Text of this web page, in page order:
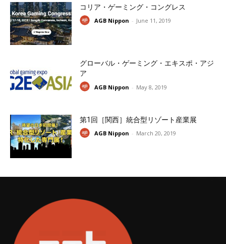
コリア・ゲーミング・コングレス
AGB Nippon - June 11, 2019
グローバル・ゲーミング・エキスポ・アジ
ア
AGB Nippon - May 8, 2019
第1回［関西］統合型リゾート産業展
AGB Nippon - March 20, 2019